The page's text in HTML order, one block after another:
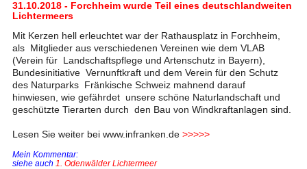
31.10.2018 - Forchheim wurde Teil eines deutschlandweiten
Lichtermeers
Mit Kerzen hell erleuchtet war der Rathausplatz in Forchheim,
als Mitglieder aus verschiedenen Vereinen wie dem VLAB
(Verein für Landschaftspflege und Artenschutz in Bayern),
Bundesinitiative Vernunftkraft und dem Verein für den Schutz
des Naturparks Fränkische Schweiz mahnend darauf
hinwiesen, wie gefährdet unsere schöne Naturlandschaft und
geschützte Tierarten durch den Bau von Windkraftanlagen sind.
Lesen Sie weiter bei www.infranken.de >>>>>
Mein Kommentar:
siehe auch 1. Odenwälder Lichtermeer